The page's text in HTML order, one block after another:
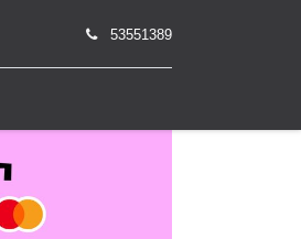
53551389